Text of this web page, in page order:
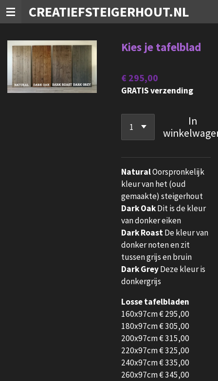
Ga
direct
de
hoofdinhoud
CREATIEFSTEIGERHOUT.NL
Kies je tafelblad
€ 295,00
GRATIS verzending
In
NaturalOorspronkelijk
kleur van het (oud
gemaakte) steigerhout
Dark OakDit is de kleur
van donker eiken
Dark RoastDe kleur van
donker noten en zit
tussen grijs en bruin
Dark GreyDeze kleur is
donkergrijs
Losse tafelbladen
160x97cm € 295,00
180x97cm € 305,00
200x97cm € 315,00
220x97cm € 325,00
240x97cm € 335,00
260x97cm € 345,00